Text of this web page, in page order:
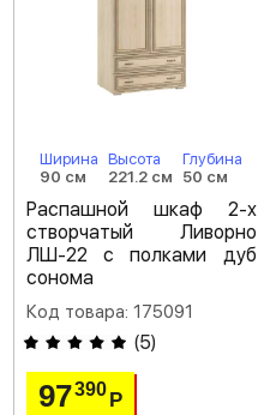
Ширина
90 см
Высота
221.2 см
Глубина
50 см
Распашной шкаф 2-х
створчатый Ливорно
ЛШ-22 с полками дуб
сонома
Код товара: 175091
(5)
97390Р